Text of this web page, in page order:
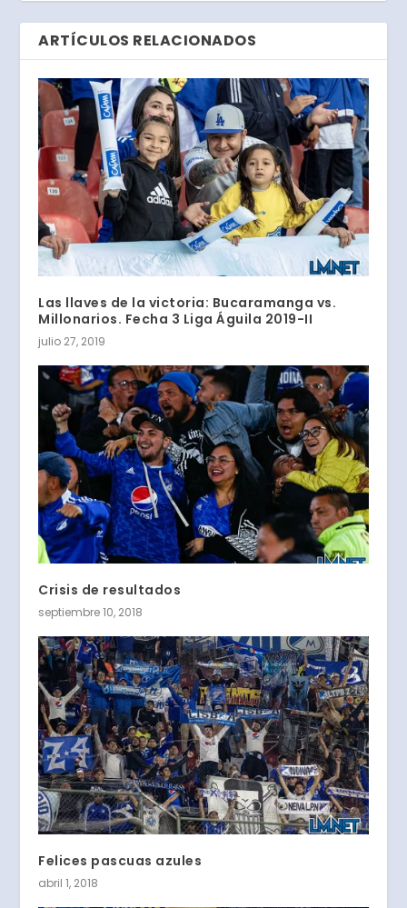
ARTÍCULOS RELACIONADOS
Las llaves de la victoria: Bucaramanga vs.
Millonarios. Fecha 3 Liga Águila 2019-II
julio 27, 2019
Crisis de resultados
septiembre 10, 2018
Felices pascuas azules
abril 1, 2018